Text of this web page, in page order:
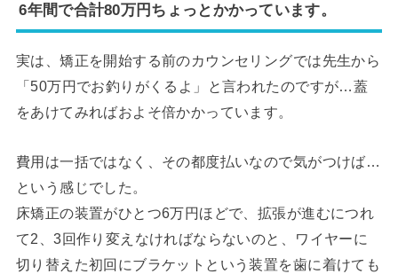
6年間で合計80万円ちょっとかかっています。
実は、矯正を開始する前のカウンセリングでは先生から
「50万円でお釣りがくるよ」と言われたのですが…蓋
をあけてみればおよそ倍かかっています。
費用は一括ではなく、その都度払いなので気がつけば…
という感じでした。
床矯正の装置がひとつ6万円ほどで、拡張が進むにつれ
て2、3回作り変えなければならないのと、ワイヤーに
切り替えた初回にブラケットという装置を歯に着けても